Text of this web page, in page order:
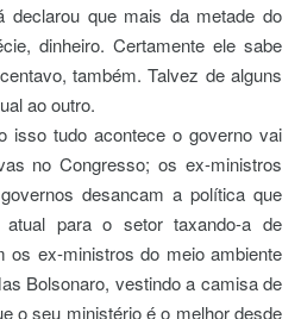
declarou que mais da metade do
dinheiro. Certamente ele sabe
também. Talvez de alguns
ao outro.
isso tudo acontece o governo vai
no Congresso; os ex-ministros
desancam a política que
para o setor taxando-a de
os ex-ministros do meio ambiente
Bolsonaro, vestindo a camisa de
o seu ministério é o melhor desde